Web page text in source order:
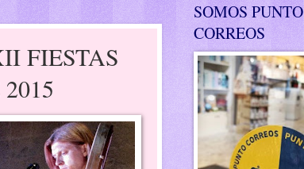
FIESTAS
SOMOS PUNTO
CORREOS